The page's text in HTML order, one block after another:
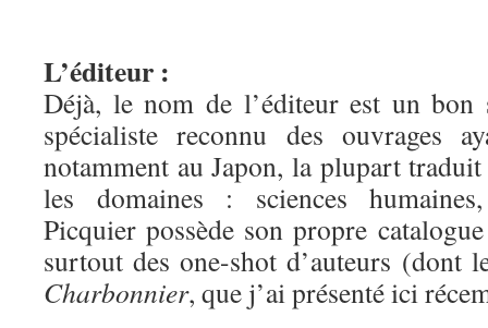
L’éditeur :
Déjà, le nom de l’éditeur est un
spécialiste reconnu des ouvrages
notamment au Japon, la plupart
les domaines : sciences
Picquier possède son propre
surtout des one-shot d’auteurs (dont
Charbonnier, que j’ai présenté ici